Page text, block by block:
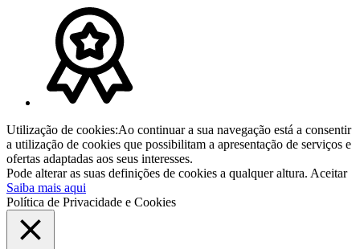
Utilização de cookies:Ao continuar a sua navegação está a consentir
a utilização de cookies que possibilitam a apresentação de serviços e
ofertas adaptadas aos seus interesses.
Pode alterar as suas definições de cookies a qualquer altura. Aceitar
Saiba mais aqui
Política de Privacidade e Cookies